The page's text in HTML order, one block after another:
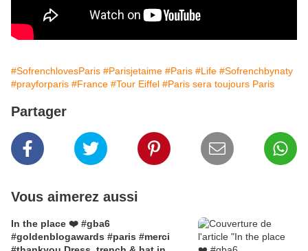
#SofrenchlovesParis #Parisjetaime #Paris #Life #Sofrenchbynaty
#prayforparis #France #Tour Eiffel #Paris sera toujours Paris
Partager
Vous aimerez aussi
In the place ❤️ #gba6
#goldenblogawards #paris #merci